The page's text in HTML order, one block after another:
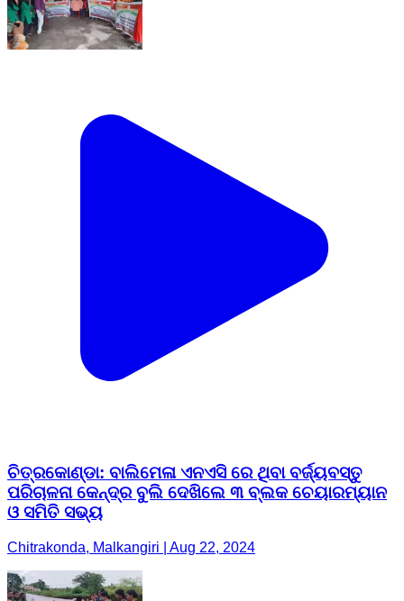
ଚିତ୍ରକୋଣ୍ଡା: ବାଲିମେଳା ଏନଏସି ରେ ଥିବା ବର୍ଜ୍ୟବସ୍ତୁ
ପରିଚାଳନା କେନ୍ଦ୍ର ବୁଲି ଦେଖିଲେ ୩ ବ୍ଲକ ଚେୟାରମ୍ୟାନ
ଓ ସମିତି ସଭ୍ୟ
Chitrakonda, Malkangiri | Aug 22, 2024